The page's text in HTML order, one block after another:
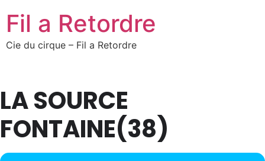
Fil a Retordre
Cie du cirque – Fil a Retordre
LA SOURCE
FONTAINE(38)